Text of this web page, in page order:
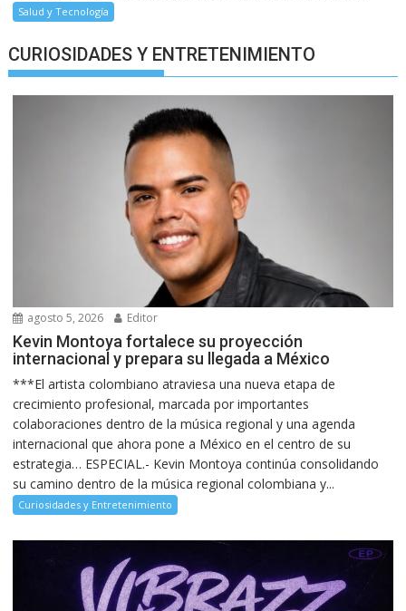
Salud y Tecnología
CURIOSIDADES Y ENTRETENIMIENTO
agosto 5, 2026 Editor
Kevin Montoya fortalece su proyección
internacional y prepara su llegada a México
***El artista colombiano atraviesa una nueva etapa de
crecimiento profesional, marcada por importantes
colaboraciones dentro de la música regional y una agenda
internacional que ahora pone a México en el centro de su
estrategia… ESPECIAL.- Kevin Montoya continúa consolidando
su camino dentro de la música regional colombiana y...
Curiosidades y Entretenimiento